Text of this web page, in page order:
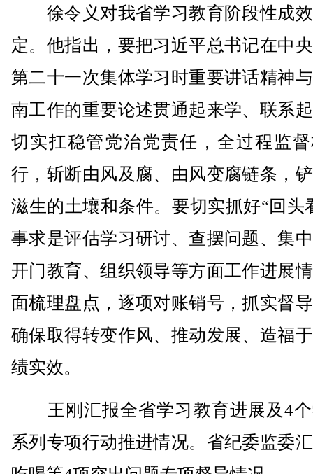
徐令义对我省学习教育阶段性成
定。他指出，要把习近平总书记在中
第二十一次集体学习时重要讲话精神
南工作的重要论述贯通起来学、联系
切实扛稳管党治党责任，全过程监
行，斩断由风及腐、由风变腐链条，
滋生的土壤和条件。要切实抓好“回头
事求是评估学习研讨、查摆问题、集
开门教育、组织领导等方面工作进展
面梳理盘点，逐项对账销号，抓实督
确保取得转变作风、推动发展、造福
绩实效。
王刚汇报全省学习教育进展及4个
系列专项行动推进情况。省纪委监委